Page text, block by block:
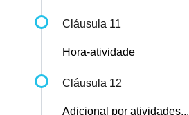
Cláusula 11
Hora-atividade
Cláusula 12
Adicional por atividades...